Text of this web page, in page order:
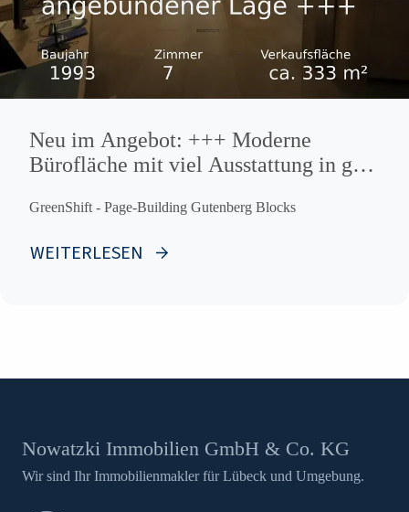
Neu im Angebot: +++ Moderne
Bürofläche mit viel Ausstattung in gut
GreenShift - Page-Building Gutenberg Blocks
WEITERLESEN
Nowatzki Immobilien GmbH & Co. KG
Wir sind Ihr Immobilienmakler für Lübeck und Umgebung.